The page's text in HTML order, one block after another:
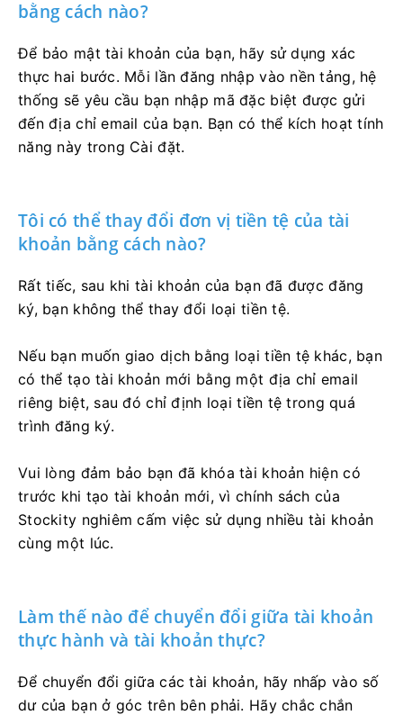
bằng cách nào?
Để bảo mật tài khoản của bạn, hãy sử dụng xác
thực hai bước. Mỗi lần đăng nhập vào nền tảng, hệ
thống sẽ yêu cầu bạn nhập mã đặc biệt được gửi
đến địa chỉ email của bạn. Bạn có thể kích hoạt tính
năng này trong Cài đặt.
Tôi có thể thay đổi đơn vị tiền tệ của tài
khoản bằng cách nào?
Rất tiếc, sau khi tài khoản của bạn đã được đăng
ký, bạn không thể thay đổi loại tiền tệ.
Nếu bạn muốn giao dịch bằng loại tiền tệ khác, bạn
có thể tạo tài khoản mới bằng một địa chỉ email
riêng biệt, sau đó chỉ định loại tiền tệ trong quá
trình đăng ký.
Vui lòng đảm bảo bạn đã khóa tài khoản hiện có
trước khi tạo tài khoản mới, vì chính sách của
Stockity nghiêm cấm việc sử dụng nhiều tài khoản
cùng một lúc.
Làm thế nào để chuyển đổi giữa tài khoản
thực hành và tài khoản thực?
Để chuyển đổi giữa các tài khoản, hãy nhấp vào số
dư của bạn ở góc trên bên phải. Hãy chắc chắn